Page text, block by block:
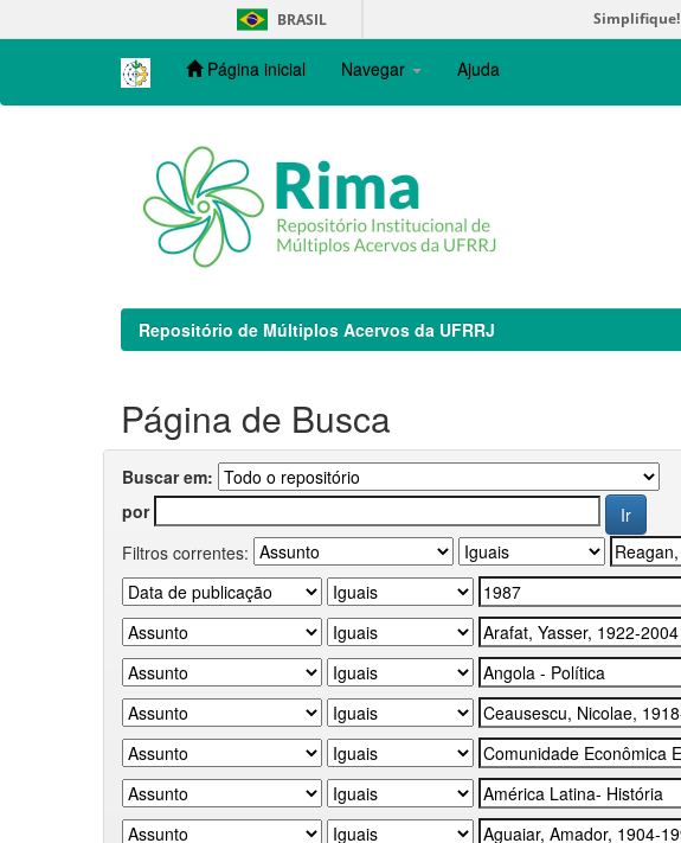
navigation
BRASIL Simplifique!
Página inicial Navegar Ajuda
Repositório de Múltiplos Acervos da UFRRJ
Página de Busca
Buscar em:
por
Filtros correntes: